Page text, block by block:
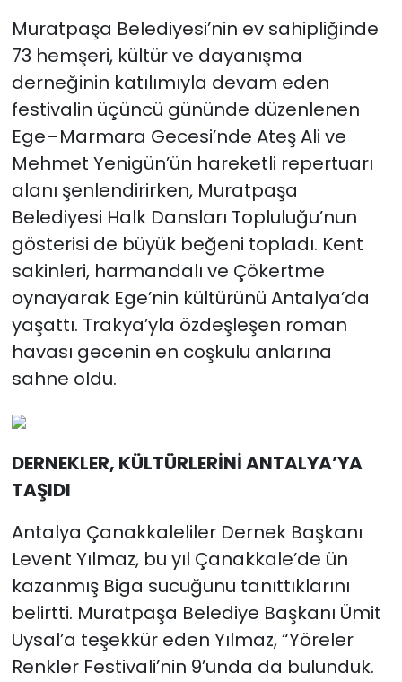
Muratpaşa Belediyesi’nin ev sahipliğinde
73 hemşeri, kültür ve dayanışma
derneğinin katılımıyla devam eden
festivalin üçüncü gününde düzenlenen
Ege–Marmara Gecesi’nde Ateş Ali ve
Mehmet Yenigün’ün hareketli repertuarı
alanı şenlendirirken, Muratpaşa
Belediyesi Halk Dansları Topluluğu’nun
gösterisi de büyük beğeni topladı. Kent
sakinleri, harmandalı ve Çökertme
oynayarak Ege’nin kültürünü Antalya’da
yaşattı. Trakya’yla özdeşleşen roman
havası gecenin en coşkulu anlarına
sahne oldu.
DERNEKLER, KÜLTÜRLERİNİ ANTALYA’YA
TAŞIDI
Antalya Çanakkaleliler Dernek Başkanı
Levent Yılmaz, bu yıl Çanakkale’de ün
kazanmış Biga sucuğunu tanıttıklarını
belirtti. Muratpaşa Belediye Başkanı Ümit
Uysal’a teşekkür eden Yılmaz, “Yöreler
Renkler Festivali’nin 9’unda da bulunduk.